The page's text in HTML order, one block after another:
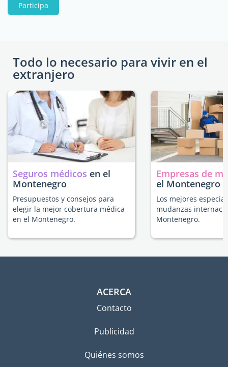
Participa
Todo lo necesario para vivir en el
extranjero
Seguros médicos en el
Montenegro
Presupuestos y consejos para
elegir la mejor cobertura médica
en el Montenegro.
Empresas de
el Montenegro
Los mejores
mudanzas
Montenegro.
ACERCA
Contacto
Publicidad
Quiénes somos